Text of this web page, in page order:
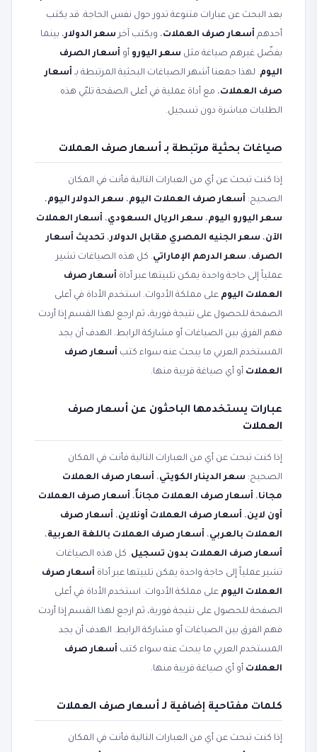
بعد البحث عن عبارات متنوعة تدور حول نفس الحاجة. قد يكتب
أحدهم أسعار صرف العملات، ويكتب آخر سعر الدولار، بينما
يفضّل غيرهم صياغة مثل سعر اليورو أو أسعار الصرف
اليوم. لهذا جمعنا أشهر الصياغات البحثية المرتبطة بـ أسعار
صرف العملات، مع أداة عملية في أعلى الصفحة تلبّي هذه
الطلبات مباشرة دون تسجيل.
صياغات بحثية مرتبطة بـ أسعار صرف العملات
إذا كنت تبحث عن أي من العبارات التالية فأنت في المكان
الصحيح: أسعار صرف العملات اليوم، سعر الدولار اليوم،
سعر اليورو اليوم، سعر الريال السعودي، أسعار العملات
الآن، سعر الجنيه المصري مقابل الدولار، تحديث أسعار
الصرف، سعر الدرهم الإماراتي. كل هذه الصياغات تشير
عملياً إلى حاجة واحدة يمكن تلبيتها عبر أداة أسعار صرف
العملات اليوم على مملكة الأدوات. استخدم الأداة في أعلى
الصفحة للحصول على نتيجة فورية، ثم ارجع لهذا القسم إذا أردت
فهم الفرق بين الصياغات أو مشاركة الرابط. الهدف أن يجد
المستخدم العربي ما يبحث عنه سواء كتب أسعار صرف
العملات أو أي صياغة قريبة منها.
عبارات يستخدمها الباحثون عن أسعار صرف
العملات
إذا كنت تبحث عن أي من العبارات التالية فأنت في المكان
الصحيح: سعر الدينار الكويتي، أسعار صرف العملات
مجانا، أسعار صرف العملات مجاناً، أسعار صرف العملات
أون لاين، أسعار صرف العملات أونلاين، أسعار صرف
العملات بالعربي، أسعار صرف العملات باللغة العربية،
أسعار صرف العملات بدون تسجيل. كل هذه الصياغات
تشير عملياً إلى حاجة واحدة يمكن تلبيتها عبر أداة أسعار صرف
العملات اليوم على مملكة الأدوات. استخدم الأداة في أعلى
الصفحة للحصول على نتيجة فورية، ثم ارجع لهذا القسم إذا أردت
فهم الفرق بين الصياغات أو مشاركة الرابط. الهدف أن يجد
المستخدم العربي ما يبحث عنه سواء كتب أسعار صرف
العملات أو أي صياغة قريبة منها.
كلمات مفتاحية إضافية لـ أسعار صرف العملات
إذا كنت تبحث عن أي من العبارات التالية فأنت في المكان